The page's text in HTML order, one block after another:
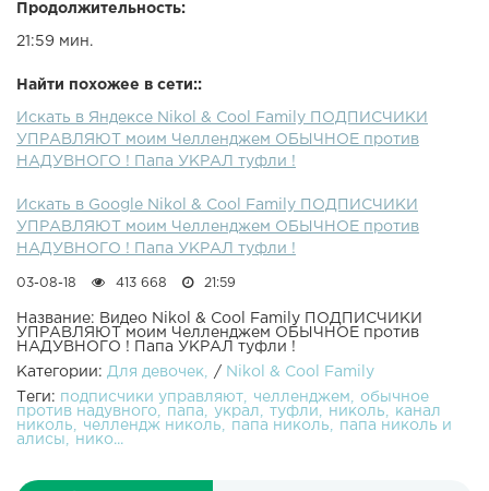
НАДУВНОГО! В новом видео от Николь теперь
Николь и Алисы взял без спроса ТУФЛИ у мамы Николь
и Алисы. Дети играют в бассейне с надувашками . Мой
Игровой Letsplay канал НИКОЛЬ КРЕЙЗИ ГЕЙМЕР -
Канал Nikol CrazyFamily ( Николь Крейзи фэмили) входит
в топ популярных детских каналов: Мистер Макс (Mister
Max) , Мисс Кэти ( Miss Katy) - Макс и Катя, Вики Шоу (
популярные детские каналы.
Продолжительность:
21:59 мин.
Найти похожее в сети::
Искать в Яндексе Nikol & Cool Family ПОДПИСЧИКИ
УПРАВЛЯЮТ моим Челленджем ОБЫЧНОЕ против
НАДУВНОГО ! Папа УКРАЛ туфли !
Искать в Google Nikol & Cool Family ПОДПИСЧИКИ
УПРАВЛЯЮТ моим Челленджем ОБЫЧНОЕ против
НАДУВНОГО ! Папа УКРАЛ туфли !
03-08-18 413 668 21:59
Название: Видео Nikol & Cool Family ПОДПИСЧИКИ
УПРАВЛЯЮТ моим Челленджем ОБЫЧНОЕ против
НАДУВНОГО ! Папа УКРАЛ туфли !
Категории: Для девочек /
Nikol & Cool Family
Теги: подписчики управляют челленджем
обычное
против надувного
папа украл туфли николь
канал
николь
челлендж николь папа николь
папа николь и
алисы
нико...